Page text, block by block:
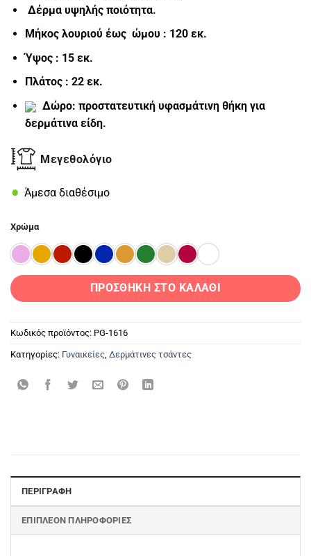
Δέρμα υψηλής ποιότητα.
Μήκος λουριού έως ώμου : 120 εκ.
Ύψος : 15 εκ.
Πλάτος : 22 εκ.
Δώρο: προστατευτική υφασμάτινη θήκη για
δερμάτινα είδη.
Μεγεθολόγιο
Άμεσα διαθέσιμο
Χρώμα
ΠΡΟΣΘΉΚΗ ΣΤΟ ΚΑΛΆΘΙ
Κωδικός προϊόντος: PG-1616
Κατηγορίες: Γυναικείες Δερμάτινες τσάντες
ΠΕΡΙΓΡΑΦΉ
ΕΠΙΠΛΈΟΝ ΠΛΗΡΟΦΟΡΊΕΣ